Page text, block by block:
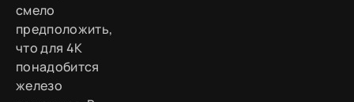
смело
предположить,
что для 4K
понадобится
железо